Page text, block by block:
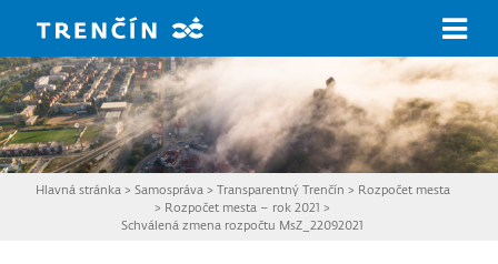
Hlavná stránka > Samospráva > Transparentný Trenčín > Rozpočet mesta
> Rozpočet mesta – rok 2021 >
Schválená zmena rozpočtu MsZ_22092021